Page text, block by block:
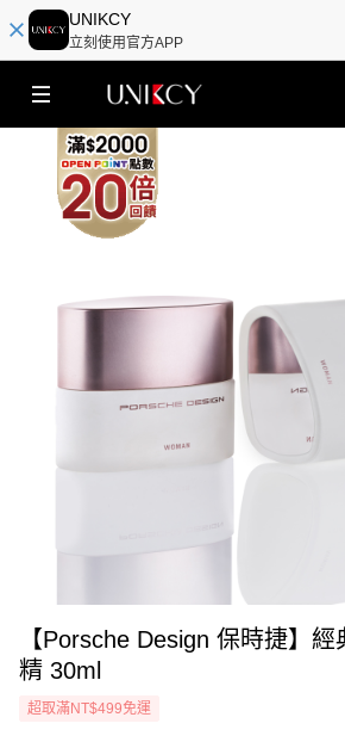
UNIKCY
立刻使用官方APP
【Porsche Design 保時捷】
精 30ml
超取滿NT$499免運